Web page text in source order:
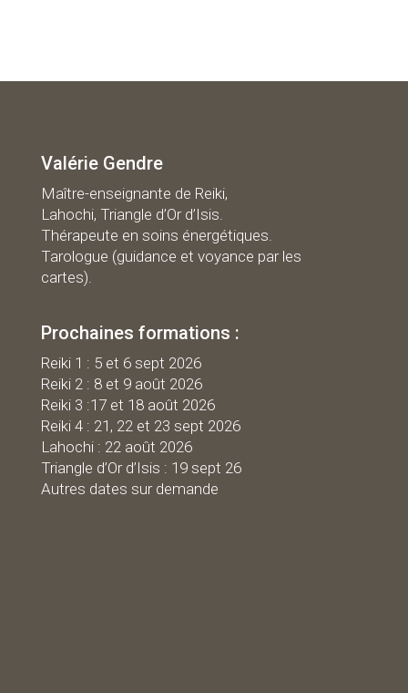
Valérie Gendre
Maître-enseignante de Reiki,
Lahochi, Triangle d’Or d’Isis.
Thérapeute en soins énergétiques.
Tarologue (guidance et voyance par les
cartes).
Prochaines formations :
Reiki 1 : 5 et 6 sept 2026
Reiki 2 : 8 et 9 août 2026
Reiki 3 :17 et 18 août 2026
Reiki 4 : 21, 22 et 23 sept 2026
Lahochi : 22 août 2026
Triangle d’Or d’Isis : 19 sept 26
Autres dates sur demande